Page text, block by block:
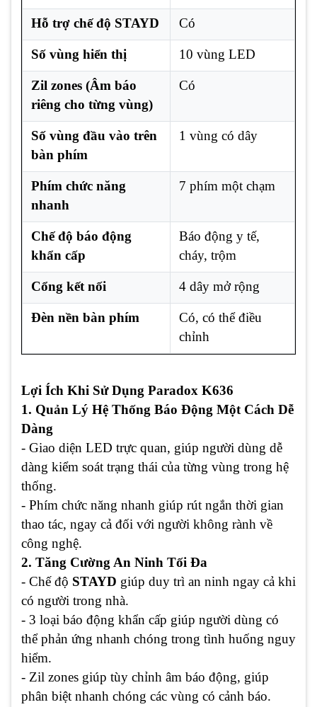
Hỗ trợ chế độ STAYD Có
Số vùng hiển thị 10 vùng LED
Zil zones (Âm báo
riêng cho từng vùng)
Có
Số vùng đầu vào trên
bàn phím
1 vùng có dây
Phím chức năng
nhanh
7 phím một chạm
Chế độ báo động
khẩn cấp
Báo động y tế,
cháy, trộm
Cổng kết nối 4 dây mở rộng
Đèn nền bàn phím
Có, có thể điều
chỉnh
Lợi Ích Khi Sử Dụng Paradox K636
1. Quản Lý Hệ Thống Báo Động Một Cách Dễ
Dàng
- Giao diện LED trực quan, giúp người dùng dễ
dàng kiểm soát trạng thái của từng vùng trong hệ
thống.
- Phím chức năng nhanh giúp rút ngắn thời gian
thao tác, ngay cả đối với người không rành về
công nghệ.
2. Tăng Cường An Ninh Tối Đa
- Chế độ STAYD giúp duy trì an ninh ngay cả khi
có người trong nhà.
- 3 loại báo động khẩn cấp giúp người dùng có
thể phản ứng nhanh chóng trong tình huống nguy
hiểm.
- Zil zones giúp tùy chỉnh âm báo động, giúp
phân biệt nhanh chóng các vùng có cảnh báo.